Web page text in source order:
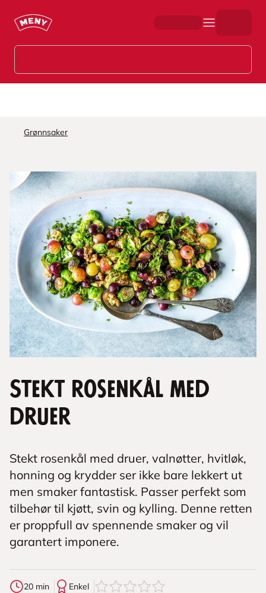
Grønnsaker
Stekt rosenkål med
druer
Stekt rosenkål med druer, valnøtter, hvitløk,
honning og krydder ser ikke bare lekkert ut
men smaker fantastisk. Passer perfekt som
tilbehør til kjøtt, svin og kylling. Denne retten
er proppfull av spennende smaker og vil
garantert imponere.
20 min Enkel 0av5stjerner